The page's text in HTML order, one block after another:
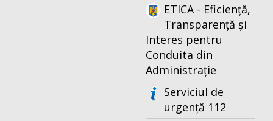
ETICA - Eficiență,
Transparență și
Interes pentru
Conduita din
Administrație
Serviciul de
urgență 112